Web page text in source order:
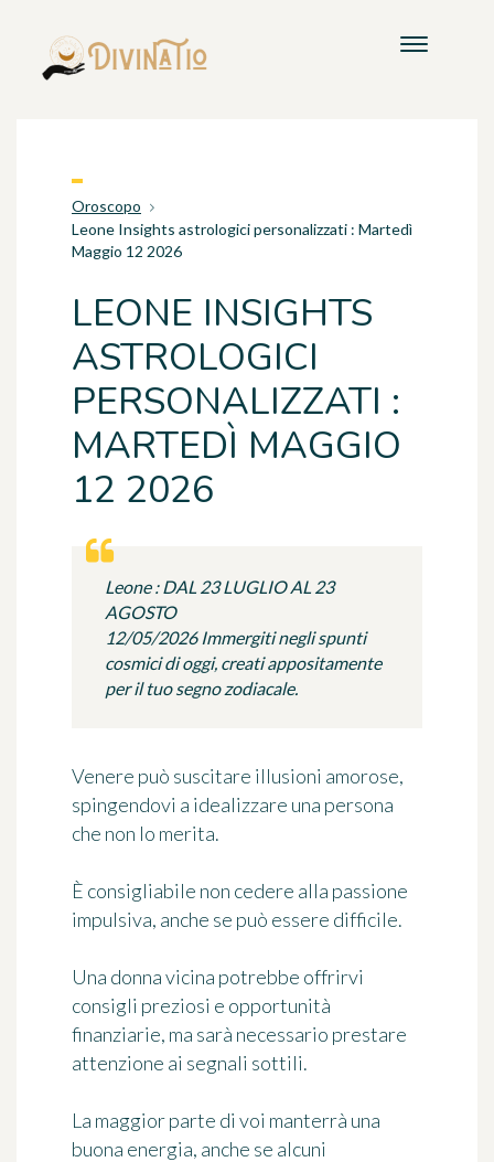
Oroscopo
Leone Insights astrologici personalizzati : Martedì
Maggio 12 2026
LEONE INSIGHTS
ASTROLOGICI
PERSONALIZZATI :
MARTEDÌ MAGGIO
12 2026
Leone : DAL 23 LUGLIO AL 23
AGOSTO
12/05/2026 Immergiti negli spunti
cosmici di oggi, creati appositamente
per il tuo segno zodiacale.
Venere può suscitare illusioni amorose,
spingendovi a idealizzare una persona
che non lo merita.
È consigliabile non cedere alla passione
impulsiva, anche se può essere difficile.
Una donna vicina potrebbe offrirvi
consigli preziosi e opportunità
finanziarie, ma sarà necessario prestare
attenzione ai segnali sottili.
La maggior parte di voi manterrà una
buona energia, anche se alcuni